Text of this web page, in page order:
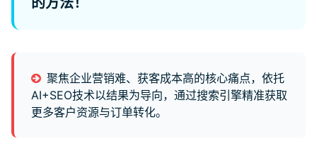
聚焦企业营销难、获客成本高的核心痛点，依托
AI+SEO技术以结果为导向，通过搜索引擎精准获取
更多客户资源与订单转化。